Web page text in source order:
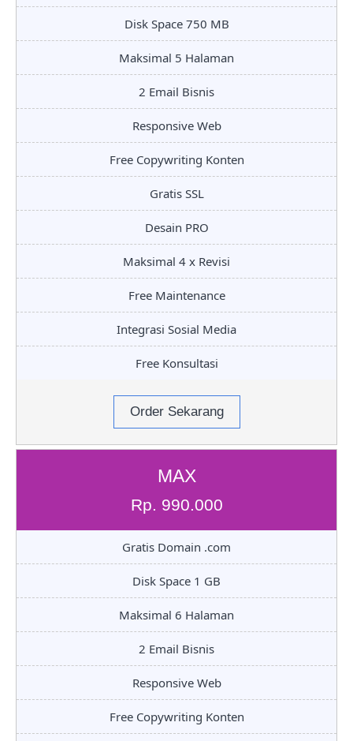
Disk Space 750 MB
Maksimal 5 Halaman
2 Email Bisnis
Responsive Web
Free Copywriting Konten
Gratis SSL
Desain PRO
Maksimal 4 x Revisi
Free Maintenance
Integrasi Sosial Media
Free Konsultasi
Order Sekarang
MAX
Rp. 990.000
Gratis Domain .com
Disk Space 1 GB
Maksimal 6 Halaman
2 Email Bisnis
Responsive Web
Free Copywriting Konten